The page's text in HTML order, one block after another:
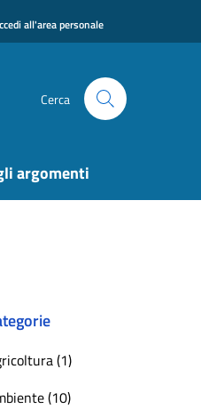
all'area personale
Cerca
argomenti
(1)
(10)